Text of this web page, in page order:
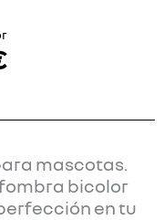
mascotas.
bicolor
en tu